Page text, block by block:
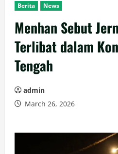
Berita News
Menhan Sebut
Terlibat dalam
Tengah
admin
March 26, 2026